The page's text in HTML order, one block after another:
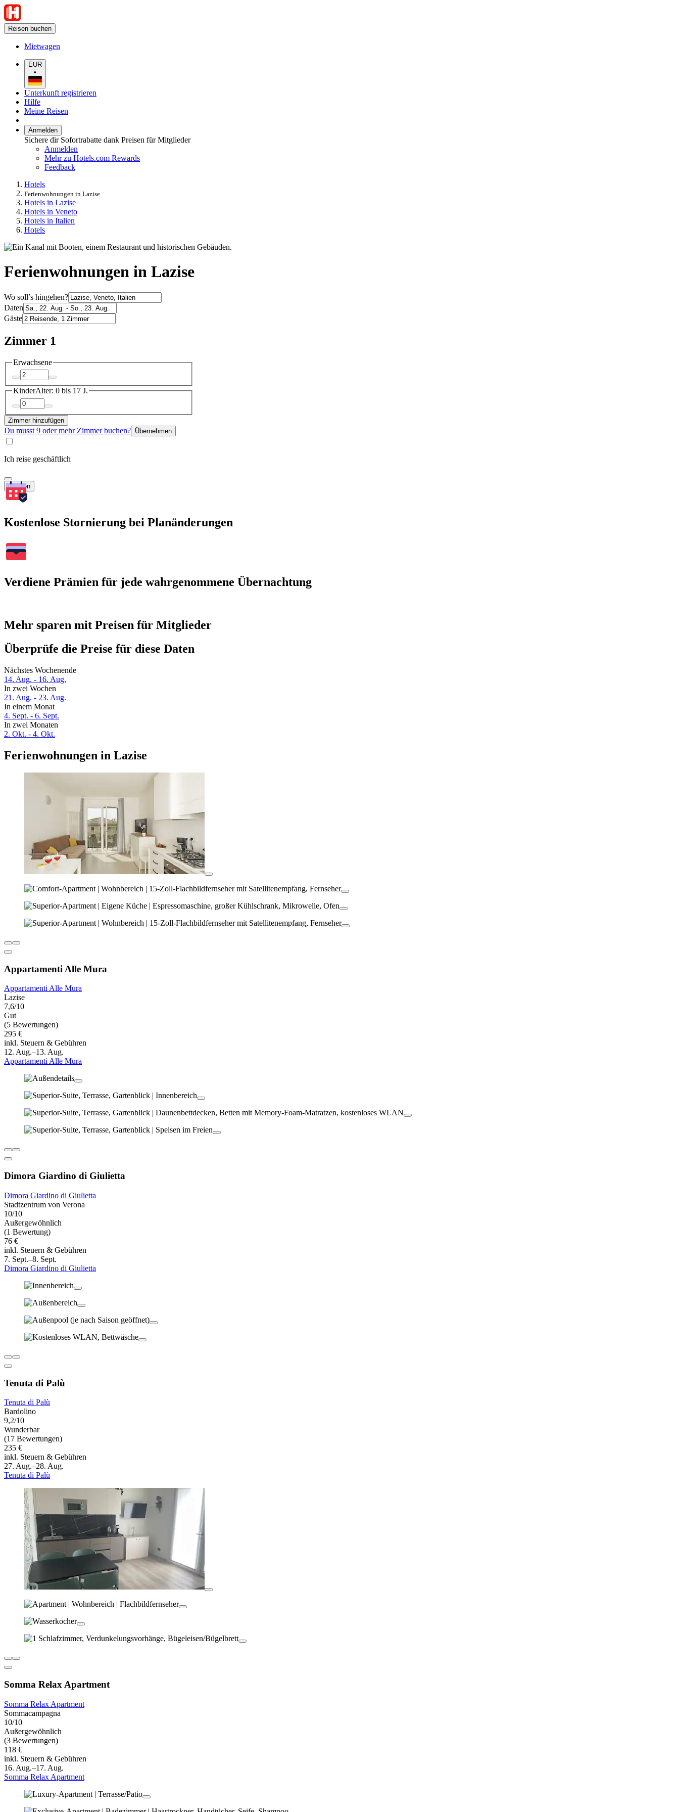
Reisen buchen
Mietwagen
EUR
•
Unterkunft registrieren
Hilfe
Meine Reisen
Anmelden
Sichere dir Sofortrabatte dank Preisen für Mitglieder
Anmelden
Mehr zu Hotels.com Rewards
Feedback
Hotels
Ferienwohnungen in Lazise
Hotels in Lazise
Hotels in Veneto
Hotels in Italien
Hotels
Ferienwohnungen in Lazise
Wo soll’s hingehen?
Daten
Gäste
Zimmer 1
Erwachsene
KinderAlter: 0 bis 17 J.
Zimmer hinzufügen
Du musst 9 oder mehr Zimmer buchen? Übernehmen
Ich reise geschäftlich
Suchen
Kostenlose Stornierung bei Planänderungen
Verdiene Prämien für jede wahrgenommene Übernachtung
Mehr sparen mit Preisen für Mitglieder
Überprüfe die Preise für diese Daten
Nächstes Wochenende
14. Aug. - 16. Aug.
In zwei Wochen
21. Aug. - 23. Aug.
In einem Monat
4. Sept. - 6. Sept.
In zwei Monaten
2. Okt. - 4. Okt.
Ferienwohnungen in Lazise
Appartamenti Alle Mura
Appartamenti Alle Mura
Lazise
7,6/10
Gut
(5 Bewertungen)
295 €
inkl. Steuern & Gebühren
12. Aug.–13. Aug.
Appartamenti Alle Mura
Dimora Giardino di Giulietta
Dimora Giardino di Giulietta
Stadtzentrum von Verona
10/10
Außergewöhnlich
(1 Bewertung)
76 €
inkl. Steuern & Gebühren
7. Sept.–8. Sept.
Dimora Giardino di Giulietta
Tenuta di Palù
Tenuta di Palù
Bardolino
9,2/10
Wunderbar
(17 Bewertungen)
235 €
inkl. Steuern & Gebühren
27. Aug.–28. Aug.
Tenuta di Palù
Somma Relax Apartment
Somma Relax Apartment
Sommacampagna
10/10
Außergewöhnlich
(3 Bewertungen)
118 €
inkl. Steuern & Gebühren
16. Aug.–17. Aug.
Somma Relax Apartment